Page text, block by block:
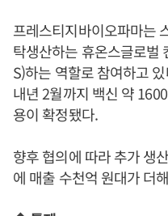
프레스티지바이오파마는
탁생산하는 휴온스글로벌
S)하는 역할로 참여하고
내년 2월까지 백신 약
용이 확정됐다.
향후 협의에 따라 추가 생
에 매출 수천억 원대가 더